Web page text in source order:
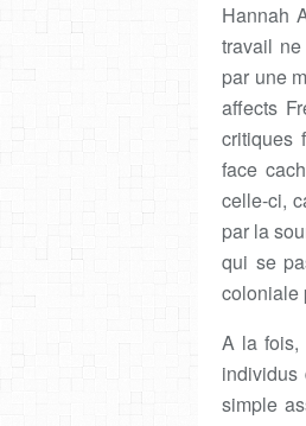
Hannah
travail
par une
affects
critiques
face
celle-ci,
par la
qui se
coloniale
A la fois,
individus
simple